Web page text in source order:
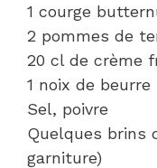
1 courge
2 pommes de
20 cl de crème
1 noix de beurre
Sel, poivre
Quelques brins
garniture)